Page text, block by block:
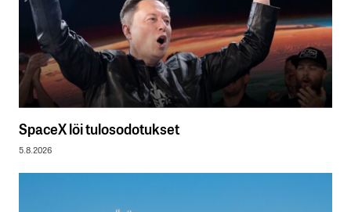
SpaceX löi tulosodotukset
5.8.2026